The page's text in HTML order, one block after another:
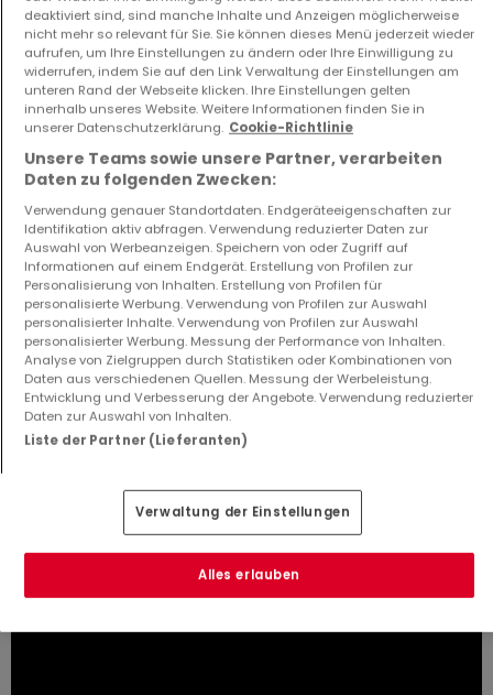
4 152,19 m² 4 148,59 m²
Wohnung
Luxembourg
1.376.137 €
4 137,54 m²
Wohnung
Luxembourg
548.995 €
0 51,42 m²
Mehr Anzeigen ansehen
Über CREAHAUS S.A.
deaktiviert sind, sind manche Inhalte und Anzeigen möglicherweise
nicht mehr so relevant für Sie. Sie können dieses Menü jederzeit wieder
aufrufen, um Ihre Einstellungen zu ändern oder Ihre Einwilligung zu
widerrufen, indem Sie auf den Link Verwaltung der Einstellungen am
unteren Rand der Webseite klicken. Ihre Einstellungen gelten
innerhalb unseres Website. Weitere Informationen finden Sie in
unserer Datenschutzerklärung. Cookie-Richtlinie
Unsere Teams sowie unsere Partner, verarbeiten
Daten zu folgenden Zwecken:
Verwendung genauer Standortdaten. Endgeräteeigenschaften zur
Identifikation aktiv abfragen. Verwendung reduzierter Daten zur
Auswahl von Werbeanzeigen. Speichern von oder Zugriff auf
Informationen auf einem Endgerät. Erstellung von Profilen zur
Personalisierung von Inhalten. Erstellung von Profilen für
personalisierte Werbung. Verwendung von Profilen zur Auswahl
personalisierter Inhalte. Verwendung von Profilen zur Auswahl
personalisierter Werbung. Messung der Performance von Inhalten.
Analyse von Zielgruppen durch Statistiken oder Kombinationen von
Daten aus verschiedenen Quellen. Messung der Werbeleistung.
Entwicklung und Verbesserung der Angebote. Verwendung reduzierter
Daten zur Auswahl von Inhalten.
Liste der Partner (Lieferanten)
Verwaltung der Einstellungen
Alles erlauben